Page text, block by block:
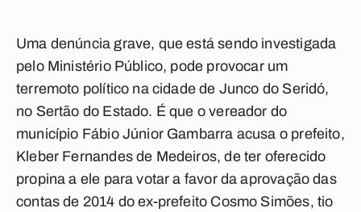
Uma denúncia grave, que está sendo investigada
pelo Ministério Público, pode provocar um
terremoto político na cidade de Junco do Seridó,
no Sertão do Estado. É que o vereador do
município Fábio Júnior Gambarra acusa o prefeito,
Kleber Fernandes de Medeiros, de ter oferecido
propina a ele para votar a favor da aprovação das
contas de 2014 do ex-prefeito Cosmo Simões, tio